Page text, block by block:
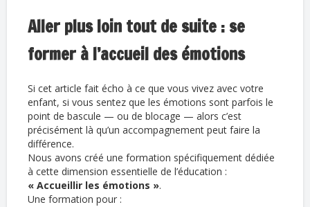
Aller plus loin tout de suite : se
former à l’accueil des émotions
Si cet article fait écho à ce que vous vivez avec votre
enfant, si vous sentez que les émotions sont parfois le
point de bascule — ou de blocage — alors c’est
précisément là qu’un accompagnement peut faire la
différence.
Nous avons créé une formation spécifiquement dédiée
à cette dimension essentielle de l’éducation :
« Accueillir les émotions ».
Une formation pour :